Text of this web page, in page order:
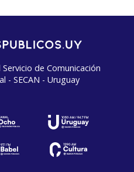
de Comunicación
- SECAN - Uruguay